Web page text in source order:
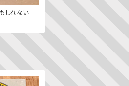
しれない